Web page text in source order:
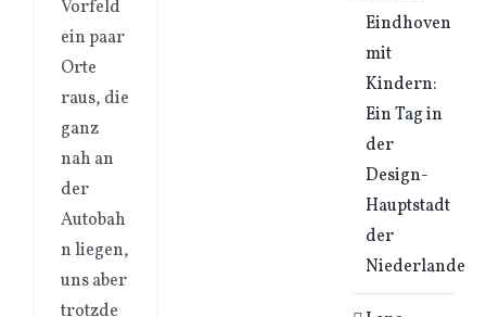
Vorfeld
ein paar
Orte
raus, die
ganz
nah an
der
Autobah
n liegen,
uns aber
trotzde
Eindhoven
mit
Kindern:
Ein Tag in
der
Design-
Hauptstadt
der
Niederlande